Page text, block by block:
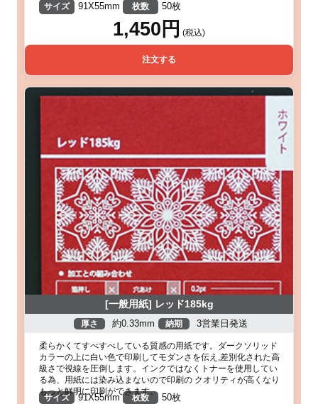
サイズ
91X55mm 枚数 50枚
1,450円 (税込)
注文する
[一般用紙] レッド185kg
厚さ 約0.33mm 納期 3営業日発送
柔らかくてすべすべしている質感の用紙です。ダークソリッド
カラーの上に白い色で印刷してモダンさを伝え,差別化された高
級さで視線を圧倒します。インクではなくトナーを使用してい
る為、用紙には染み込まないので印刷の クオリティが高くなり
もっと鮮明に印刷ができます。
サイズ 91X55mm 枚数 50枚